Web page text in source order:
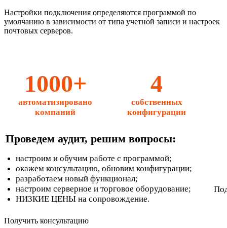
Настройки подключения определяются программой по
умолчанию в зависимости от типа учетной записи и настроек
почтовых серверов.
1000+
автоматизировано
компаний
4
собственных
конфигурации
Проведем аудит, решим вопросы:
настроим и обучим работе с программой;
окажем консультацию, обновим конфигурации;
разработаем новый функционал;
настроим серверное и торговое оборудование;
НИЗКИЕ ЦЕНЫ на сопровождение.
Получить консультацию